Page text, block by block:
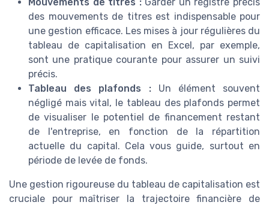
des mouvements de titres est indispensable pour
une gestion efficace. Les mises à jour régulières du
tableau de capitalisation en Excel, par exemple,
sont une pratique courante pour assurer un suivi
précis.
Tableau des plafonds :Un élément souvent
négligé mais vital, le tableau des plafonds permet
de visualiser le potentiel de financement restant
de l'entreprise, en fonction de la répartition
actuelle du capital. Cela vous guide, surtout en
période de levée de fonds.
Une gestion rigoureuse du tableau de capitalisation est
cruciale pour maîtriser la trajectoire financière de